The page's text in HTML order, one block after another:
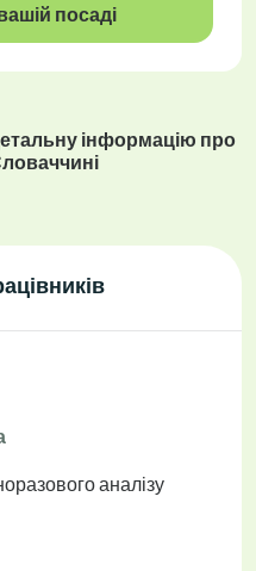
посаді
інформацію про
аналізу